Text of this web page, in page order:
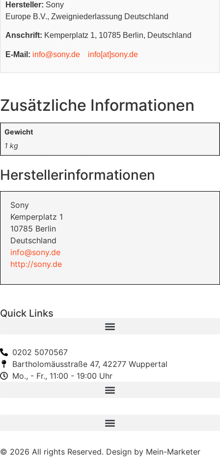
Hersteller: Sony
Europe B.V., Zweigniederlassung Deutschland
Anschrift: Kemperplatz 1, 10785 Berlin, Deutschland
E-Mail: info@sony.de info[at]sony.de
Zusätzliche Informationen
Gewicht
1 kg
Herstellerinformationen
Sony
Kemperplatz 1
10785 Berlin
Deutschland
info@sony.de
http://sony.de
Quick Links
0202 5070567
Bartholomäusstraße 47, 42277 Wuppertal
Mo., - Fr., 11:00 - 19:00 Uhr
© 2026 All rights Reserved. Design by Mein-Marketer